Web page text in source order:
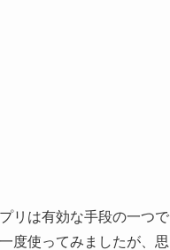
リは有効な手段の一つで
度使ってみましたが、思